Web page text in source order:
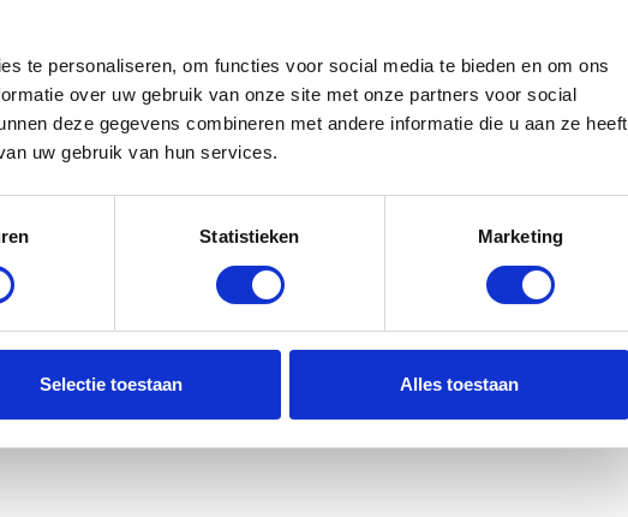
te personaliseren, om functies voor social media te bieden en om ons
over uw gebruik van onze site met onze partners voor social
deze gegevens combineren met andere informatie die u aan ze heeft
uw gebruik van hun services.
Statistieken Marketing
Selectie toestaan Alles toestaan